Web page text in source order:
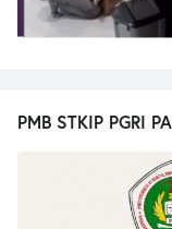
PMB STKIP PGRI